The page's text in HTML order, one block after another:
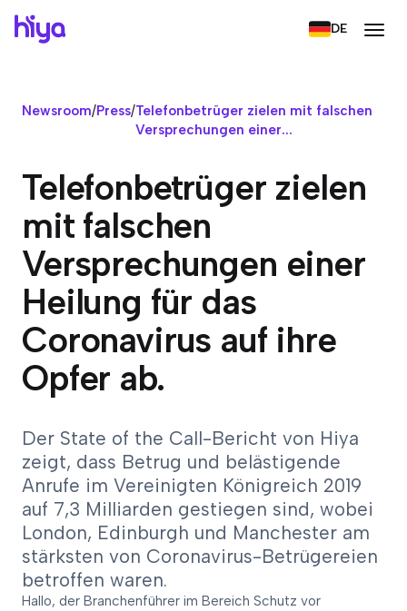
DE
Newsroom/Press/Telefonbetrüger zielen mit falschen
Versprechungen einer...
Telefonbetrüger zielen
mit falschen
Versprechungen einer
Heilung für das
Coronavirus auf ihre
Opfer ab.
Der State of the Call-Bericht von Hiya
zeigt, dass Betrug und belästigende
Anrufe im Vereinigten Königreich 2019
auf 7,3 Milliarden gestiegen sind, wobei
London, Edinburgh und Manchester am
stärksten von Coronavirus-Betrügereien
betroffen waren.
Hallo, der Branchenführer im Bereich Schutz vor